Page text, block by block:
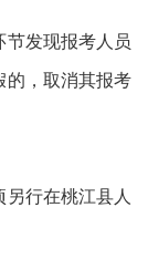
发现报考人员
的，取消其报考
行在桃江县人